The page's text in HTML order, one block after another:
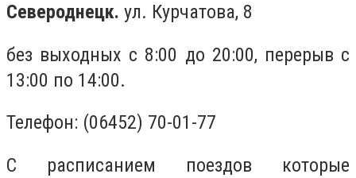
Североднецк. ул. Курчатова, 8
без выходных с 8:00 до 20:00, перерыв с
13:00 по 14:00.
Телефон: (06452) 70-01-77
С расписанием поездов которые